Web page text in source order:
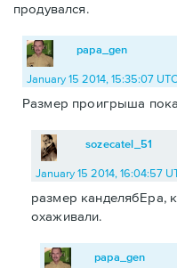
продувался.
papa_gen
January 15 2014, 15:35:07 UTC
Размер проигрыша
sozecatel_51
January 15 2014, 16:04:57
размер канделябЕра,
охаживали.
papa_gen